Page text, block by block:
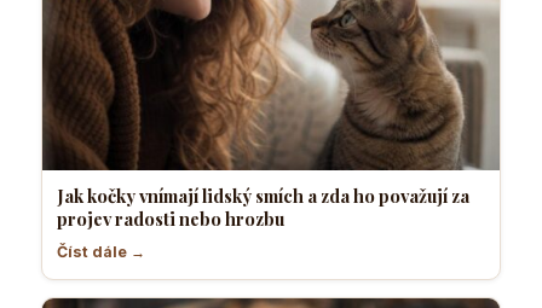
Jak kočky vnímají lidský smích a zda ho považují za
projev radosti nebo hrozbu
Číst dále →